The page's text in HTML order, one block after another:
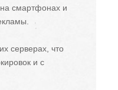
смартфонах и
серверах, что
и с